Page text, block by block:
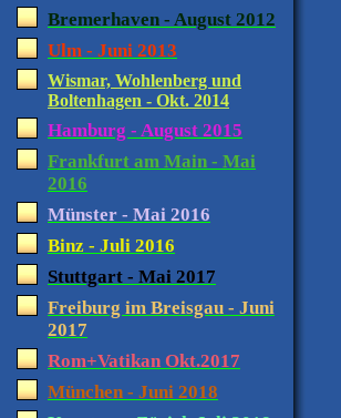
Bremerhaven - August 2012
Ulm - Juni 2013
Wismar, Wohlenberg und
Boltenhagen - Okt. 2014
Hamburg - August 2015
Frankfurt am Main - Mai
2016
Münster - Mai 2016
Binz - Juli 2016
Stuttgart - Mai 2017
Freiburg im Breisgau - Juni
2017
Rom+Vatikan Okt.2017
München - Juni 2018